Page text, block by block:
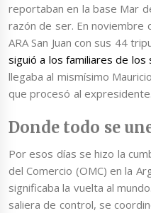
reportaban en la base Mar
razón de ser. En noviembre
ARA San Juan con sus 44
siguió a los familiares de los
llegaba al mismísimo
que procesó al expresidente.
Donde todo se
Por esos días se hizo la
del Comercio (OMC) en la
significaba la vuelta al
saliera de control, se